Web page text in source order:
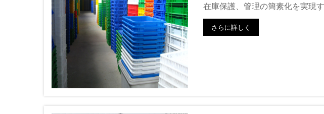
在庫保護、管理の簡素化を実現
さらに詳しく